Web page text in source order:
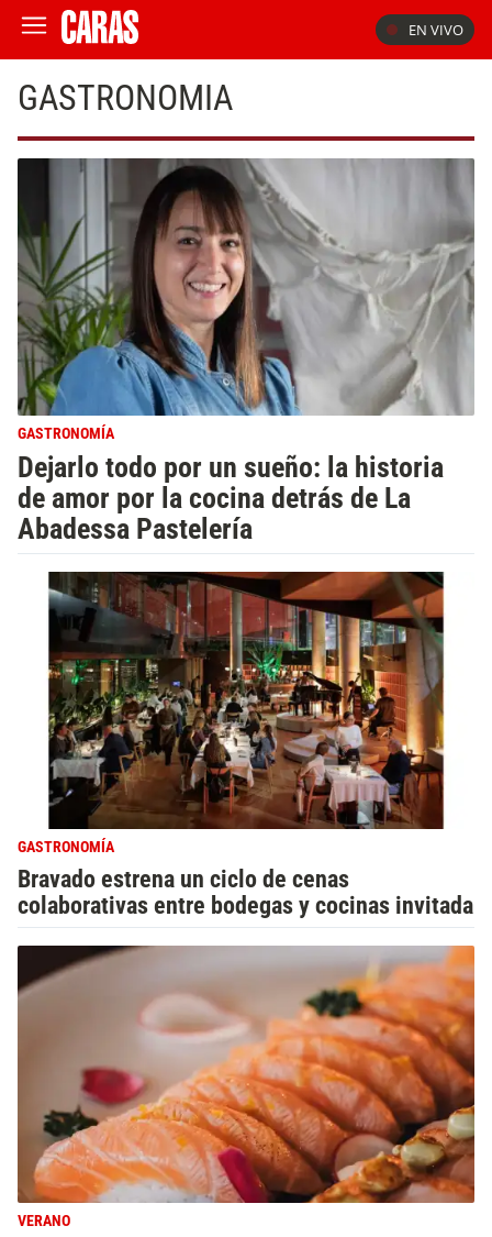
EN VIVO
GASTRONOMIA
GASTRONOMÍA
Dejarlo todo por un sueño: la historia
de amor por la cocina detrás de La
Abadessa Pastelería
GASTRONOMÍA
Bravado estrena un ciclo de cenas
colaborativas entre bodegas y cocinas invitada
VERANO